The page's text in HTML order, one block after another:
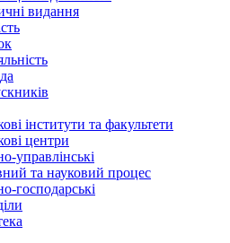
видання
інститути та факультети
центри
управлінські
та науковий процес
господарські